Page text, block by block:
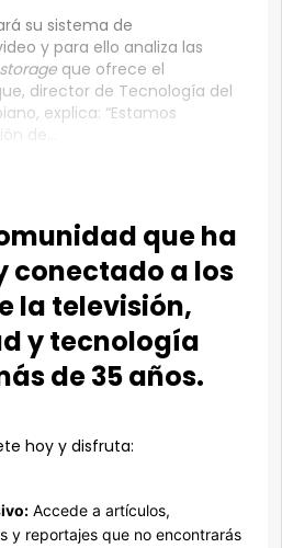
su sistema de
y para ello analiza las
storage que ofrece el
director de Tecnología del
explica: “Estamos
de...
que ha
conectado a los
la televisión,
y tecnología
de 35 años.
hoy y disfruta:
Accede a artículos,
y reportajes que no encontrarás